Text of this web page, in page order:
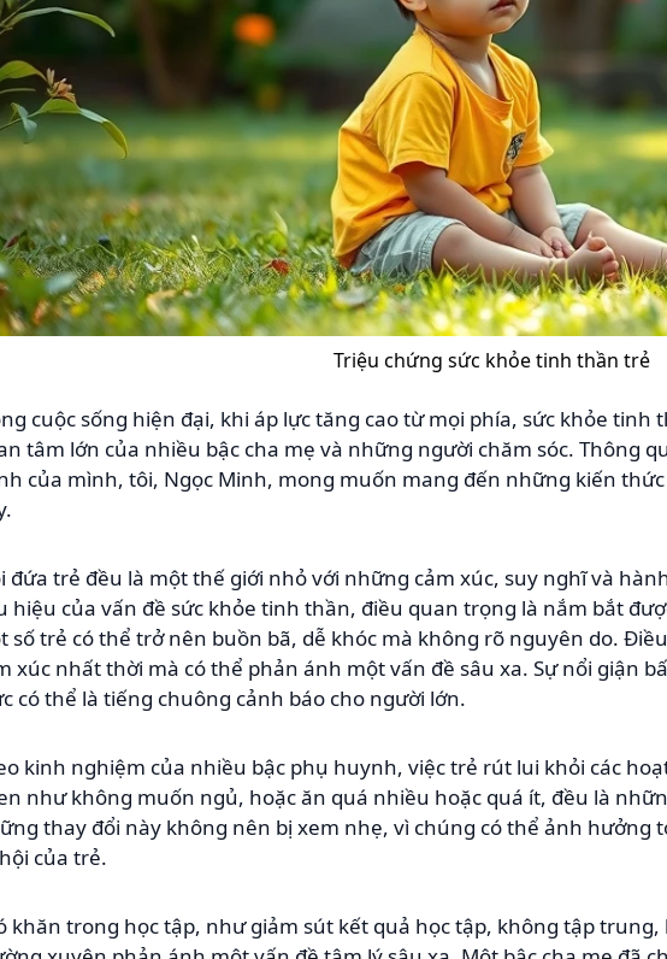
Triệu chứng sức khỏe tinh thần trẻ
cuộc sống hiện đại, khi áp lực tăng cao từ mọi phía, sức khỏe
tâm lớn của nhiều bậc cha mẹ và những người chăm sóc. Thông
của mình, tôi, Ngọc Minh, mong muốn mang đến những kiến
đứa trẻ đều là một thế giới nhỏ với những cảm xúc, suy nghĩ và
hiệu của vấn đề sức khỏe tinh thần, điều quan trọng là nắm bắt
số trẻ có thể trở nên buồn bã, dễ khóc mà không rõ nguyên do.
xúc nhất thời mà có thể phản ánh một vấn đề sâu xa. Sự nổi giận
có thể là tiếng chuông cảnh báo cho người lớn.
kinh nghiệm của nhiều bậc phụ huynh, việc trẻ rút lui khỏi các
như không muốn ngủ, hoặc ăn quá nhiều hoặc quá ít, đều là
thay đổi này không nên bị xem nhẹ, vì chúng có thể ảnh hưởng
của trẻ.
khăn trong học tập, như giảm sút kết quả học tập, không tập